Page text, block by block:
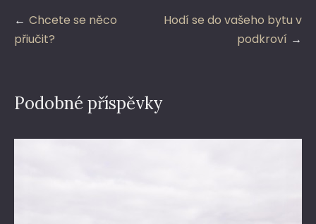
Navigace
pro
Chcete se něco
přiučit?
Hodí se do vašeho bytu v
podkroví
Podobné příspěvky